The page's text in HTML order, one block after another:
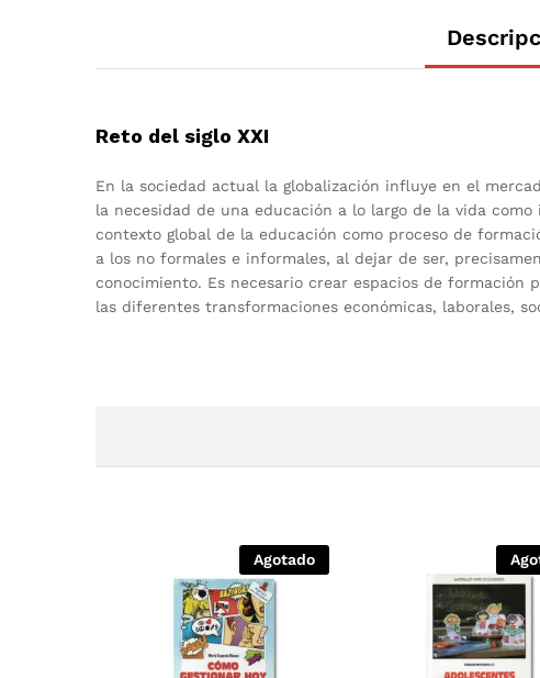
Reto del siglo XXI
En la sociedad actual la globalización influye en el
la necesidad de una educación a lo largo de la vida
contexto global de la educación como proceso de
a los no formales e informales, al dejar de ser,
conocimiento. Es necesario crear espacios de
las diferentes transformaciones económicas, laborales,
Agotado